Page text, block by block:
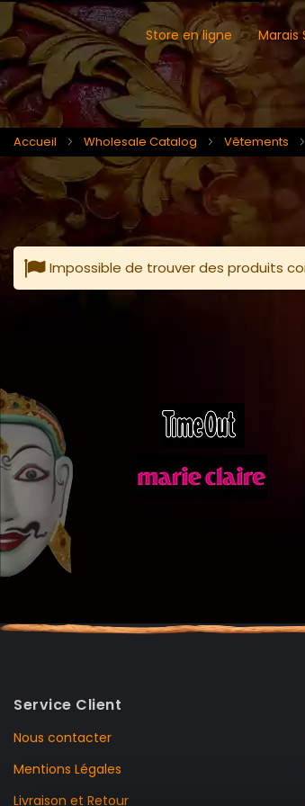
Store en ligne Marais
Accueil Wholesale Catalog Vêtements
Impossible de trouver des produits
Service Client
Nous contacter
Mentions Légales
Livraison et Retour